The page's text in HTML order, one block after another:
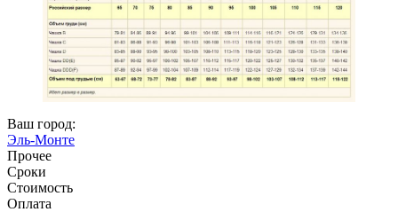
Ваш город:
Эль-Монте
Прочее
Сроки
Стоимость
Оплата